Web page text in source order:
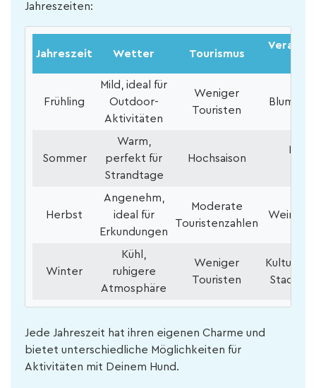
Jahreszeiten:
Jahreszeit Wetter Tourismus
Frühling
Mild, ideal für
Outdoor-
Aktivitäten
Weniger
Touristen
Sommer
Warm,
perfekt für
Strandtage
Hochsaison
Herbst
Angenehm,
ideal für
Erkundungen
Moderate
Touristenzahlen
Winter
Kühl,
ruhigere
Atmosphäre
Weniger
Touristen
Jede Jahreszeit hat ihren eigenen Charme und
bietet unterschiedliche Möglichkeiten für
Aktivitäten mit Deinem Hund.